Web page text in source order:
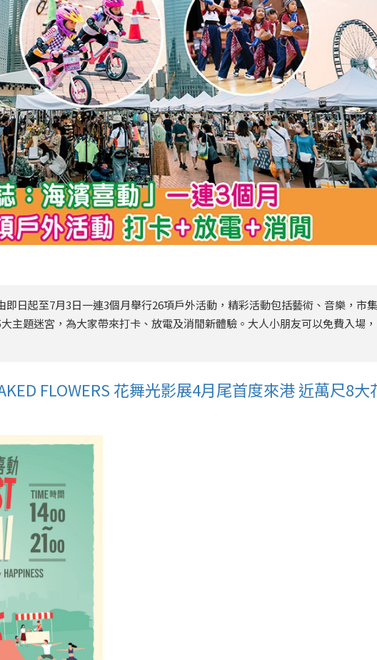
日起至7月3日一連3個月舉行26項戶外活動，精彩活動包括藝術、音樂，市集
主題迷宮，為大家帶來打卡、放電及消閒新體驗。大人小朋友可以免費入場，
FLOWERS 花舞光影展4月尾首度來港 近萬尺8大